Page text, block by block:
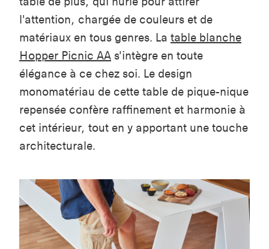
l'attention, chargée de couleurs et de
matériaux en tous genres. La table blanche
Hopper Picnic AA s'intègre en toute
élégance à ce chez soi. Le design
monomatériau de cette table de pique-nique
repensée confère raffinement et harmonie à
cet intérieur, tout en y apportant une touche
architecturale.